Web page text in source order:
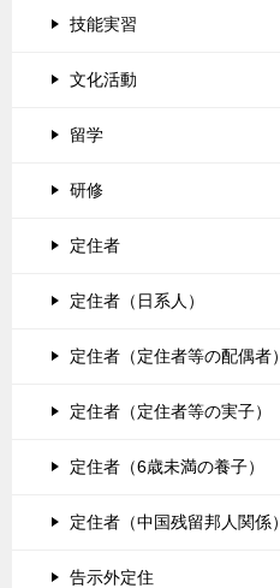
技能実習
文化活動
留学
研修
定住者
定住者（日系人）
定住者（定住者等の配偶者）
定住者（定住者等の実子）
定住者（6歳未満の養子）
定住者（中国残留邦人関係）
告示外定住